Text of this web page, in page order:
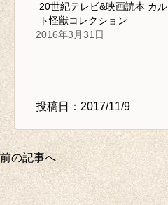
20世紀テレビ&映画読本 カル
ト怪獣コレクション
2016年3月31日
投稿日：2017/11/9
前の記事へ